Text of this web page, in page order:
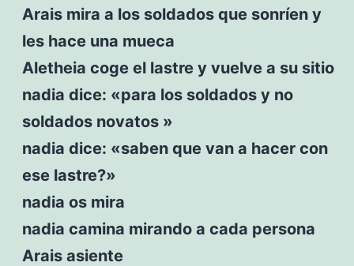
Arais mira a los soldados que sonríen y
les hace una mueca
Aletheia coge el lastre y vuelve a su sitio
nadia dice: «para los soldados y no
soldados novatos »
nadia dice: «saben que van a hacer con
ese lastre?»
nadia os mira
nadia camina mirando a cada persona
Arais asiente